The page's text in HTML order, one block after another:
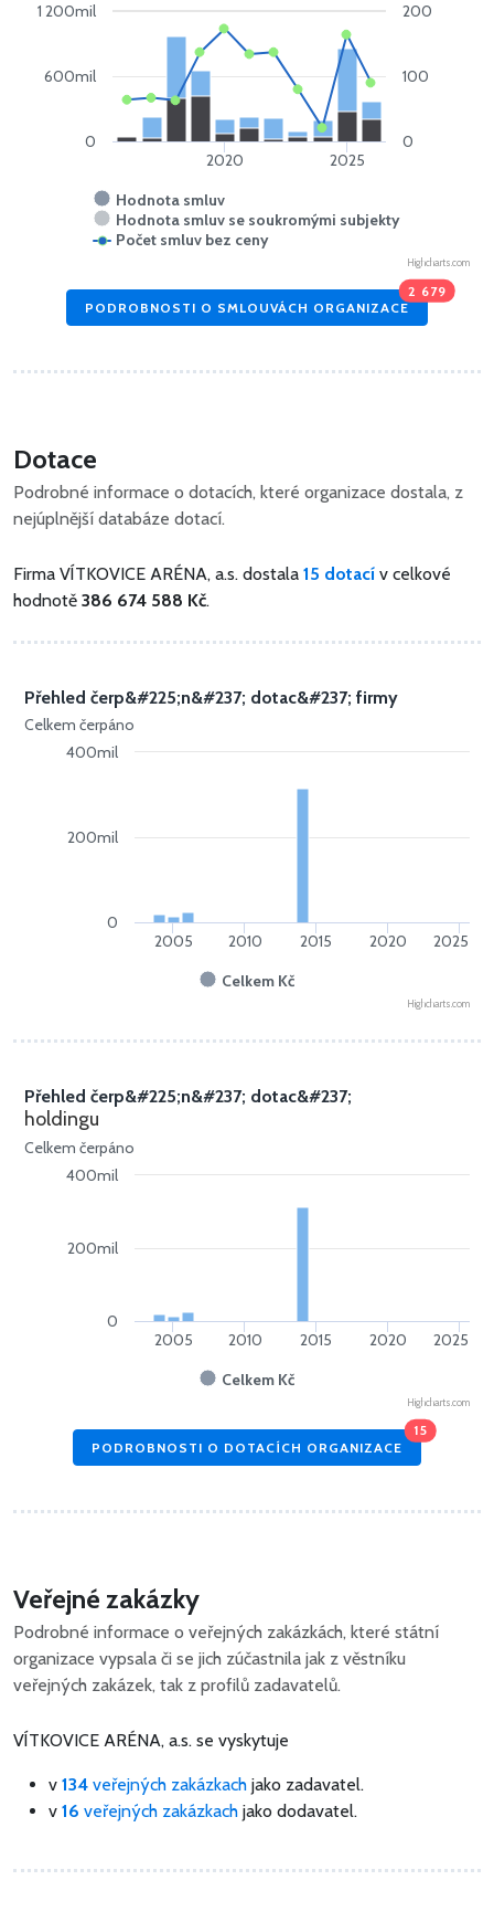
Hodnota smluv
Hodnota smluv se soukromými subjekty
Počet smluv bez ceny
2020 2025
0
600mil
1 200mil
0
100
200
Highcharts.com
PODROBNOSTI O SMLOUVÁCH ORGANIZACE
2 679
Dotace
Podrobné informace o dotacích, které organizace dostala, z
nejúplnější databáze dotací.
Firma VÍTKOVICE ARÉNA, a.s. dostala 15 dotací v celkové
hodnotě 386 674 588 Kč.
Celkem čerpáno
Přehled čerp&#225;n&#237; dotac&#237; firmy
Celkem Kč
2005 2010 2015 2020 2025
0
200mil
400mil
Highcharts.com
Celkem čerpáno
Přehled čerp&#225;n&#237; dotac&#237;
holdingu
Celkem Kč
2005 2010 2015 2020 2025
0
200mil
400mil
Highcharts.com
PODROBNOSTI O DOTACÍCH ORGANIZACE
15
Veřejné zakázky
Podrobné informace o veřejných zakázkách, které státní
organizace vypsala či se jich zúčastnila jak z věstníku
veřejných zakázek, tak z profilů zadavatelů.
VÍTKOVICE ARÉNA, a.s. se vyskytuje
v 134 veřejných zakázkach jako zadavatel.
v 16 veřejných zakázkach jako dodavatel.